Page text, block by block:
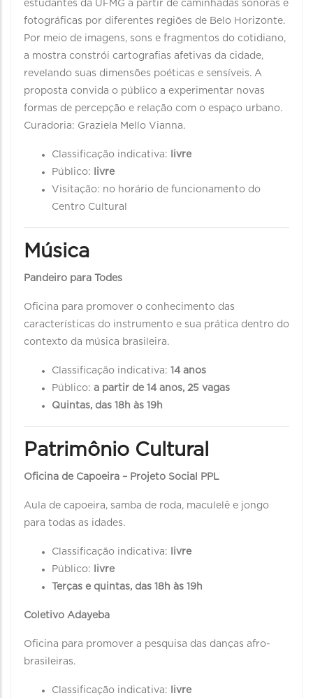
estudantes da UFMG a partir de caminhadas sonoras e
fotográficas por diferentes regiões de Belo Horizonte.
Por meio de imagens, sons e fragmentos do cotidiano,
a mostra constrói cartografias afetivas da cidade,
revelando suas dimensões poéticas e sensíveis. A
proposta convida o público a experimentar novas
formas de percepção e relação com o espaço urbano.
Curadoria: Graziela Mello Vianna.
Classificação indicativa:
livre
Público:
livre
Visitação: no horário de funcionamento do
Centro Cultural
Música
Pandeiro para Todes
Oficina para promover o conhecimento das
características do instrumento e sua prática dentro do
contexto da música brasileira.
Classificação indicativa: 14 anos
Público: a partir de 14 anos, 25 vagas
Quintas, das 18h às 19h
Patrimônio Cultural
Oficina de Capoeira – Projeto Social PPL
Aula de capoeira, samba de roda, maculelê e jongo
para todas as idades.
Classificação indicativa: livre
Público:
livre
Terças e quintas, das 18h às 19h
Coletivo Adayeba
Oficina para promover a pesquisa das danças afro-
brasileiras.
Classificação indicativa: livre